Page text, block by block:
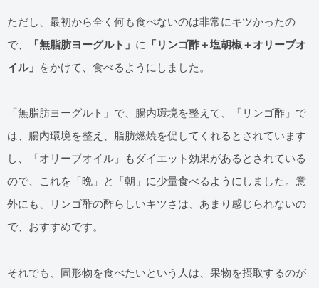
ただし、最初から全く何も食べないのは非常にキツかったの
で、
「無脂肪ヨーグルト」 に 「リンゴ酢＋塩胡椒＋オリーブオ
イル」 をかけて、食べるようにしました。
「無脂肪ヨーグルト」で、腸内環境を整えて、「リンゴ酢」で
は、腸内環境を整え、脂肪燃焼を促してくれるとされています
し、「オリーブオイル」もダイエット効果があるとされている
ので、これを「晩」と「朝」に少量食べるようにしました。意
外にも、リンゴ酢の酢らしいキツさは、あまり感じられないの
で、おすすめです。
それでも、固形物を食べたいという人は、果物を摂取するのが